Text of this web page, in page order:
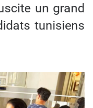
un grand
tunisiens